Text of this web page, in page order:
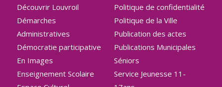
Découvrir Louvroil
Démarches
Administratives
Démocratie participative
En Images
Enseignement Scolaire
Politique de confidentialité
Politique de la Ville
Publication des actes
Publications Municipales
Séniors
Service Jeunesse 11-